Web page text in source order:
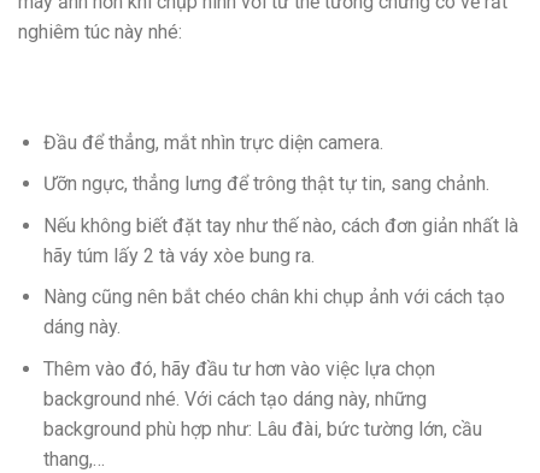
nghiêm túc này nhé:
Đầu để thẳng, mắt nhìn trực diện camera.
Ưỡn ngực, thẳng lưng để trông thật tự tin, sang chảnh.
Nếu không biết đặt tay như thế nào, cách đơn giản nhất là
hãy túm lấy 2 tà váy xòe bung ra.
Nàng cũng nên bắt chéo chân khi chụp ảnh với cách tạo
dáng này.
Thêm vào đó, hãy đầu tư hơn vào việc lựa chọn
background nhé. Với cách tạo dáng này, những
background phù hợp như: Lâu đài, bức tường lớn, cầu
thang,…